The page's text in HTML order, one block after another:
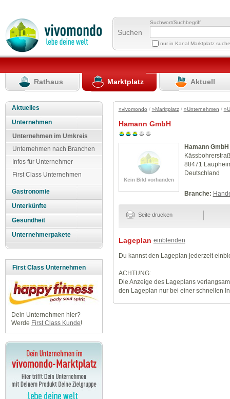
Suchen
Suchwort/Suchbegriff
nur in Kanal Marktplatz
Rathaus Marktplatz Aktuell
Aktuelles
Unternehmen
Unternehmen im Umkreis
Unternehmen nach Branchen
Infos für Unternehmer
First Class Unternehmen
Gastronomie
Unterkünfte
Gesundheit
Unternehmerpakete
First Class Unternehmen
Dein Unternehmen hier?
Werde First Class Kunde!
»vivomondo / »Marktplatz/ »Unternehmen /
Hamann GmbH
Hamann GmbH
88471
Deutschland
Branche:
Seite drucken
Lageplan einblenden
Du kannst den Lageplan jederzeit
ACHTUNG:
Die Anzeige des Lageplans
den Lageplan nur bei einer schnellen